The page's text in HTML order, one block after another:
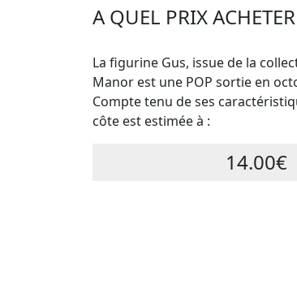
A QUEL PRIX
La figurine Gus, issue de la
Manor est une POP sortie en
Compte tenu de ses
côte est estimée à :
14.00€